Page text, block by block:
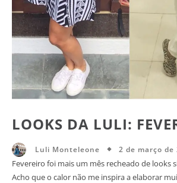
LOOKS DA LULI:
Luli Monteleone 2 de março de
Fevereiro foi mais um mês recheado de looks
Acho que o calor não me inspira a elaborar